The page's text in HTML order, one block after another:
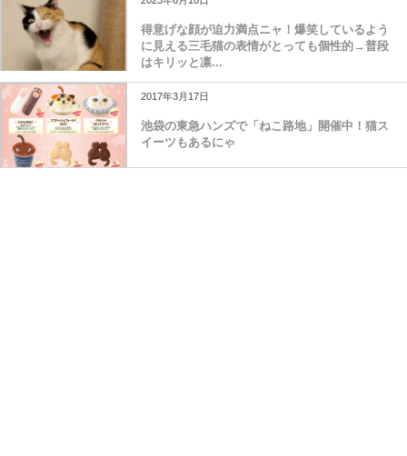
得意げな顔が迫力満点ニャ！爆笑しているよう
に見える三毛猫の表情がとっても個性的→普段
はキリッと凛...
2017年3月17日
池袋の東急ハンズで「ねこ路地」開催中！猫ス
イーツもあるにゃ